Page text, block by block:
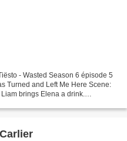
- Wasted Season 6 épisode 5
Turned and Left Me Here Scene:
brings Elena a drink.